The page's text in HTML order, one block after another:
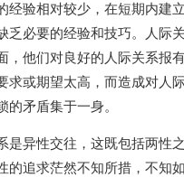
经验相对较少，在短期内建
乏必要的经验和技巧。人际
，他们对良好的人际关系报
求或期望太高，而造成对人
的矛盾集于一身。
是异性交往，这既包括两性
的追求茫然不知所措，不知